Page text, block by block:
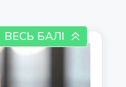
ВЕСЬ БАЛІ